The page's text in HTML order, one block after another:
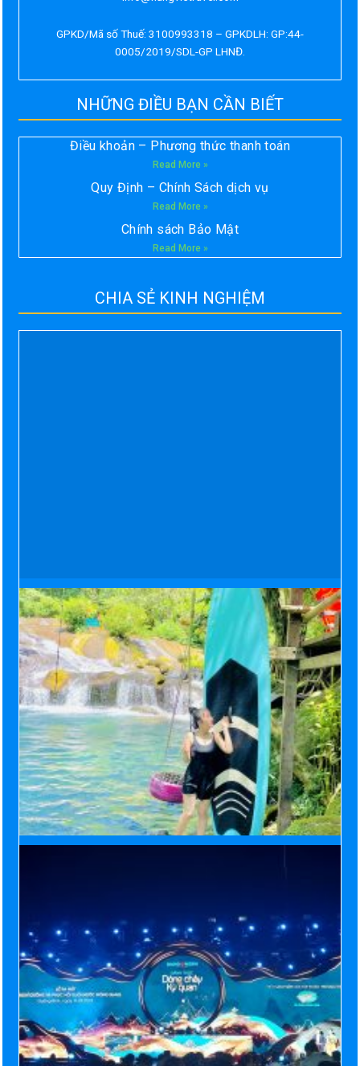
GPKD/Mã số Thuế: 3100993318 – GPKDLH: GP:44-
0005/2019/SDL-GP LHNĐ.
NHỮNG ĐIỀU BẠN CẦN BIẾT
Điều khoản – Phương thức thanh toán
Read More »
Quy Định – Chính Sách dịch vụ
Read More »
Chính sách Bảo Mật
Read More »
CHIA SẺ KINH NGHIỆM